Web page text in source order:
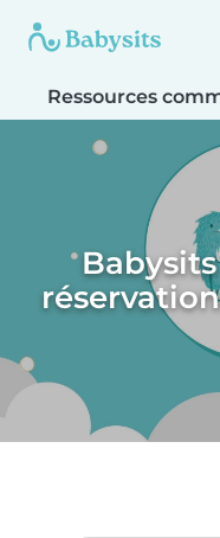
Ressources